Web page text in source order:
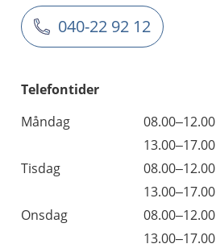
040-22 92 12
Telefontider
Måndag
08.00–12.00
13.00–17.00
Tisdag
08.00–12.00
13.00–17.00
Onsdag
08.00–12.00
13.00–17.00